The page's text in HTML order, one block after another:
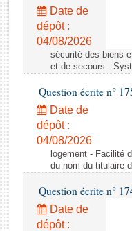
Rapports législatifs
Rapports sur
Baromètre de
Dossiers législatifs
Budget et sécurité
Questions écrites et
Comptes rendus des
Date de
dépôt :
04/08/2026
sécurité des biens
et de secours -
Question écrite n°
Date de
dépôt :
04/08/2026
logement - Facilité
du nom du titulaire
Question écrite n°
Date de
dépôt :